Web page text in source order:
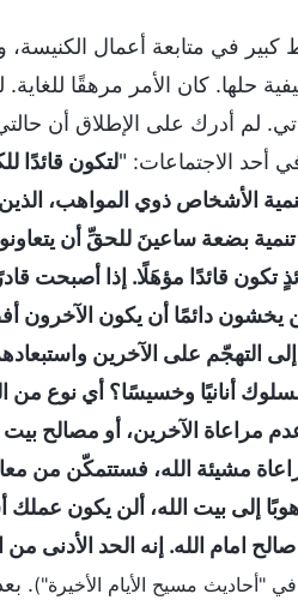
في متابعة أعمال
حلها. كان الأمر مرهقًا
لم أدرك على الإطلاق أن
أحد الاجتماعات: "لتكون قائدًا
الأشخاص ذوي المواهب،
بضعة ساعينَ للحقِّ أن
تكون قائدًا مؤهَلًا. إذا أصبحت
دائمًا أن يكون الآخرون
التهجّم على الآخرين
أنانيًا وخسيسًا؟ أي نوع من
مراعاة الآخرين، أو مصالح بيت
مشيئة الله، فستتمكّن من
إلى بيت الله، ألن يكون
امام الله. إنه الحد الأدنى
"أحاديث مسيح الأيام الأخيرة").